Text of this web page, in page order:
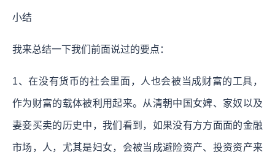
小结
我来总结一下我们前面说过的要点：
1、在没有货币的社会里面，人也会被当成财富的工具，
作为财富的载体被利用起来。从清朝中国女婢、家奴以及
妻妾买卖的历史中，我们看到，如果没有方方面面的金融
市场，人，尤其是妇女，会被当成避险资产、投资资产来